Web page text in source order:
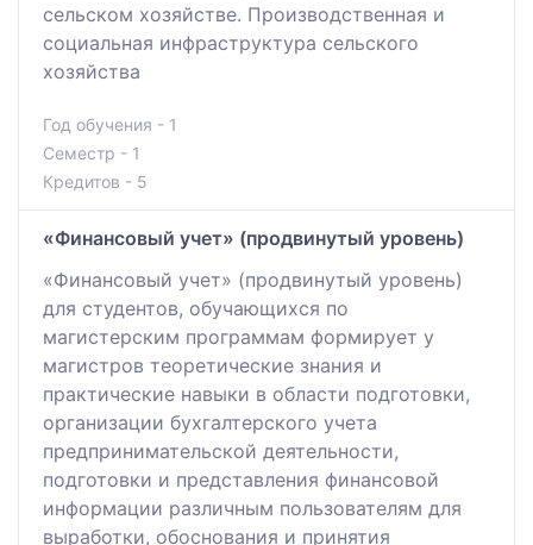
сельском хозяйстве. Производственная и
социальная инфраструктура сельского
хозяйства
Год обучения - 1
Семестр - 1
Кредитов - 5
«Финансовый учет» (продвинутый уровень)
«Финансовый учет» (продвинутый уровень)
для студентов, обучающихся по
магистерским программам формирует у
магистров теоретические знания и
практические навыки в области подготовки,
организации бухгалтерского учета
предпринимательской деятельности,
подготовки и представления финансовой
информации различным пользователям для
выработки, обоснования и принятия